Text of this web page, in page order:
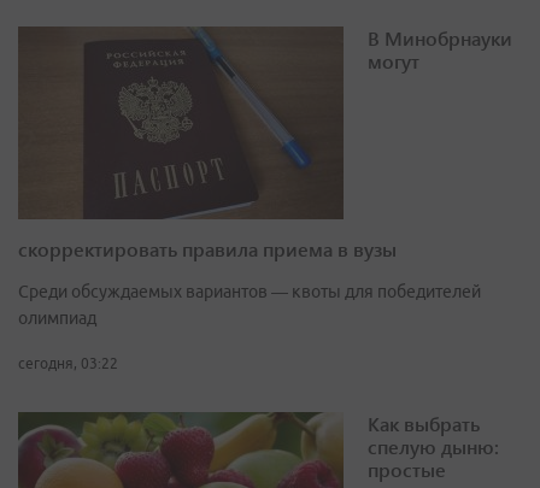
В Минобрнауки
могут
скорректировать правила приема в вузы
Среди обсуждаемых вариантов — квоты для победителей
олимпиад
сегодня, 03:22
Как выбрать
спелую дыню:
простые